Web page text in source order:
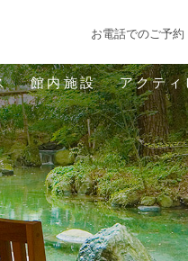
お電話でのご予
館内施設 アクティ